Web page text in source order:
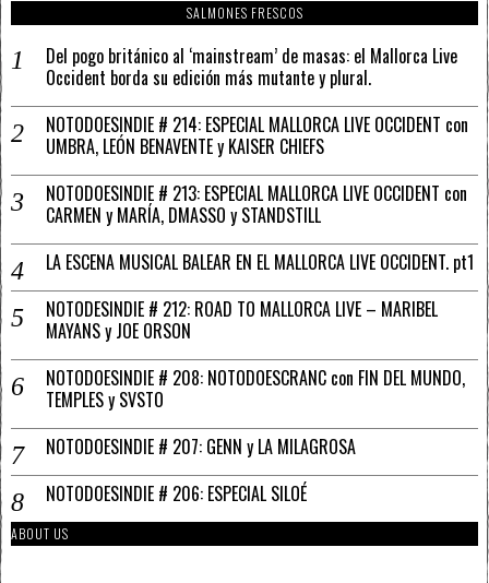
SALMONES FRESCOS
Del pogo británico al ‘mainstream’ de masas: el Mallorca Live
Occident borda su edición más mutante y plural.
NOTODOESINDIE # 214: ESPECIAL MALLORCA LIVE OCCIDENT con
UMBRA, LEÓN BENAVENTE y KAISER CHIEFS
NOTODOESINDIE # 213: ESPECIAL MALLORCA LIVE OCCIDENT con
CARMEN y MARÍA, DMASSO y STANDSTILL
LA ESCENA MUSICAL BALEAR EN EL MALLORCA LIVE OCCIDENT. pt1
NOTODESINDIE # 212: ROAD TO MALLORCA LIVE – MARIBEL
MAYANS y JOE ORSON
NOTODOESINDIE # 208: NOTODOESCRANC con FIN DEL MUNDO,
TEMPLES y SVSTO
NOTODOESINDIE # 207: GENN y LA MILAGROSA
NOTODOESINDIE # 206: ESPECIAL SILOÉ
ABOUT US